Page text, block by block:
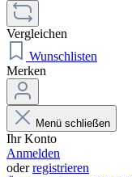
Vergleichen
Wunschlisten
Merken
Menü schließen
Ihr Konto
Anmelden
oderregistrieren